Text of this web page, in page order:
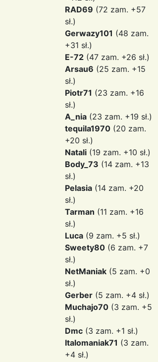
RAD69 (72 zam. +57
sł.)
Gerwazy101 (48 zam.
+31 sł.)
E-72 (47 zam. +26 sł.)
Arsau6 (25 zam. +15
sł.)
Piotr71 (23 zam. +16
sł.)
A_nia (23 zam. +19 sł.)
tequila1970 (20 zam.
+20 sł.)
Natali (19 zam. +10 sł.)
Body_73 (14 zam. +13
sł.)
Pelasia (14 zam. +20
sł.)
Tarman (11 zam. +16
sł.)
Luca (9 zam. +5 sł.)
Sweety80 (6 zam. +7
sł.)
NetManiak (5 zam. +0
sł.)
Gerber (5 zam. +4 sł.)
Muchajo70 (3 zam. +5
sł.)
Dmc (3 zam. +1 sł.)
Italomaniak71 (3 zam.
+4 sł.)